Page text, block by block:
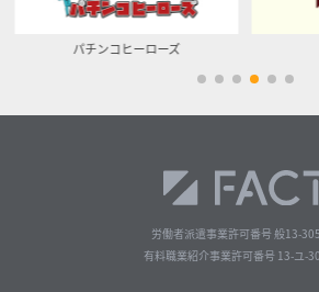
イベントサイト
労働者派遣事業許可番号 般13-
有料職業紹介事業許可番号 13-ユ-